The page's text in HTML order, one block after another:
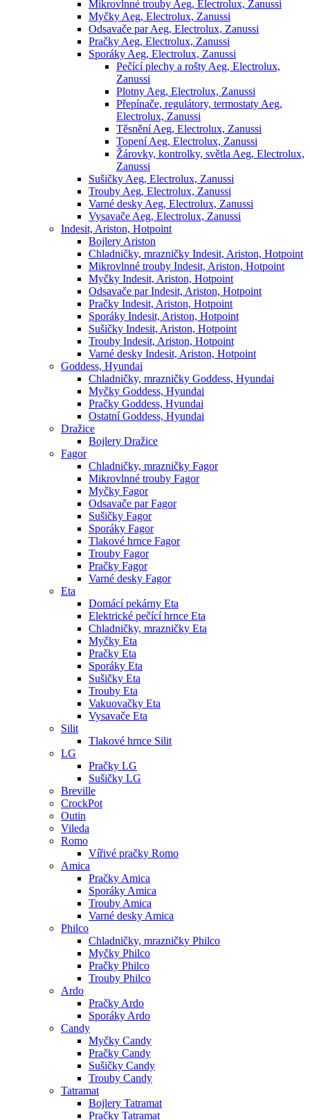
Mikrovlnné trouby Aeg, Electrolux, Zanussi
Myčky Aeg, Electrolux, Zanussi
Odsavače par Aeg, Electrolux, Zanussi
Pračky Aeg, Electrolux, Zanussi
Sporáky Aeg, Electrolux, Zanussi
Pečící plechy a rošty Aeg, Electrolux,
Zanussi
Plotny Aeg, Electrolux, Zanussi
Přepínače, regulátory, termostaty Aeg,
Electrolux, Zanussi
Těsnění Aeg, Electrolux, Zanussi
Topení Aeg, Electrolux, Zanussi
Žárovky, kontrolky, světla Aeg, Electrolux,
Zanussi
Sušičky Aeg, Electrolux, Zanussi
Trouby Aeg, Electrolux, Zanussi
Varné desky Aeg, Electrolux, Zanussi
Vysavače Aeg, Electrolux, Zanussi
Indesit, Ariston, Hotpoint
Bojlery Ariston
Chladničky, mrazničky Indesit, Ariston, Hotpoint
Mikrovlnné trouby Indesit, Ariston, Hotpoint
Myčky Indesit, Ariston, Hotpoint
Odsavače par Indesit, Ariston, Hotpoint
Pračky Indesit, Ariston, Hotpoint
Sporáky Indesit, Ariston, Hotpoint
Sušičky Indesit, Ariston, Hotpoint
Trouby Indesit, Ariston, Hotpoint
Varné desky Indesit, Ariston, Hotpoint
Goddess, Hyundai
Chladničky, mrazničky Goddess, Hyundai
Myčky Goddess, Hyundai
Pračky Goddess, Hyundai
Ostatní Goddess, Hyundai
Dražice
Bojlery Dražice
Fagor
Chladničky, mrazničky Fagor
Mikrovlnné trouby Fagor
Myčky Fagor
Odsavače par Fagor
Sušičky Fagor
Sporáky Fagor
Tlakové hrnce Fagor
Trouby Fagor
Pračky Fagor
Varné desky Fagor
Eta
Domácí pekárny Eta
Elektrické pečící hrnce Eta
Chladničky, mrazničky Eta
Myčky Eta
Pračky Eta
Sporáky Eta
Sušičky Eta
Trouby Eta
Vakuovačky Eta
Vysavače Eta
Silit
Tlakové hrnce Silit
LG
Pračky LG
Sušičky LG
Breville
CrockPot
Outin
Vileda
Romo
Vířivé pračky Romo
Amica
Pračky Amica
Sporáky Amica
Trouby Amica
Varné desky Amica
Philco
Chladničky, mrazničky Philco
Myčky Philco
Pračky Philco
Trouby Philco
Ardo
Pračky Ardo
Sporáky Ardo
Candy
Myčky Candy
Pračky Candy
Sušičky Candy
Trouby Candy
Tatramat
Bojlery Tatramat
Pračky Tatramat